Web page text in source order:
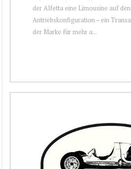
der Alfetta eine Limousine auf
Antriebskonfiguration – ein
der Marke für mehr a...